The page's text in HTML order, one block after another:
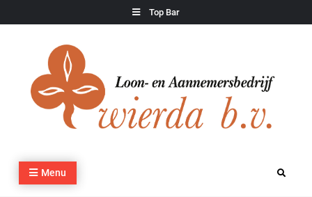
to
Top Bar
Loon – en Aannemersbedrijf Wierda bv
Kraan- en machineverhuur, agrarisch werk, grondverzet,
cultuurtechnisch werk en transport
Menu Search